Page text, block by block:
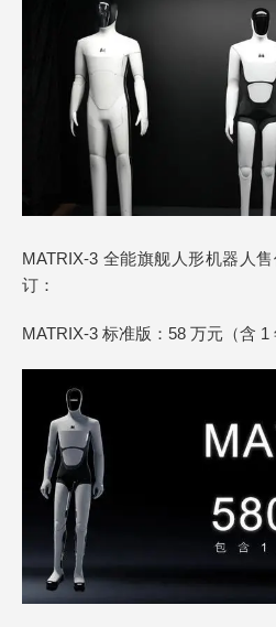
MATRIX-3 全能旗舰人形机器人
订：
MATRIX-3 标准版：58 万元（含 1